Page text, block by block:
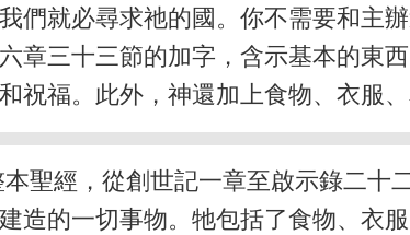
們就必尋求祂的國。你不需要和主
章三十三節的加字，含示基本的東
福。此外，神還加上食物、衣服、
聖經，從創世記一章至啟示錄二十
造的一切事物。牠包括了食物、衣